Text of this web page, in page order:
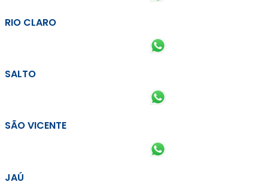
RIO CLARO
SALTO
SÃO VICENTE
JAÚ